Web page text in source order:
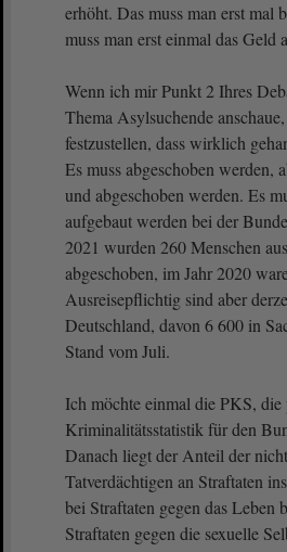
erhöht. Das muss man erst mal
muss man erst einmal das Geld
Wenn ich mir Punkt 2 Ihres
Thema Asylsuchende
festzustellen, dass wirklich
Es muss abgeschoben werden,
und abgeschoben werden. Es
aufgebaut werden bei der
2021 wurden 260 Menschen
abgeschoben, im Jahr 2020
Ausreisepflichtig sind aber
Deutschland, davon 6 600 in
Stand vom Juli.
Ich möchte einmal die PKS,
Kriminalitätsstatistik für den
Danach liegt der Anteil der
Tatverdächtigen an Straftaten
bei Straftaten gegen das Leben
Straftaten gegen die sexuelle